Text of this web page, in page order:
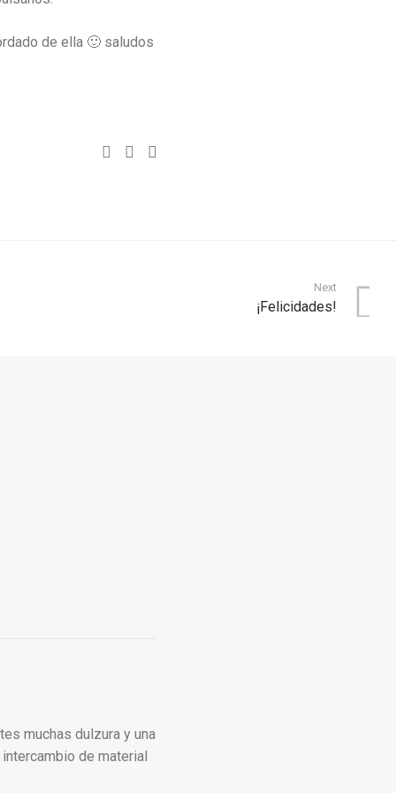
de ella 🙂 saludos
Next
¡Felicidades!
muchas dulzura y una
de material